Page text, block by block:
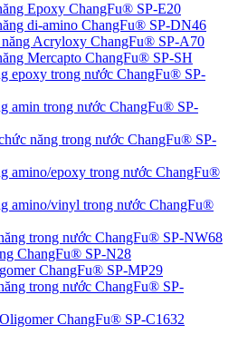
Epoxy ChangFu® SP-E20
di-amino ChangFu® SP-DN46
Acryloxy ChangFu® SP-A70
Mercapto ChangFu® SP-SH
epoxy trong nước ChangFu® SP-
amin trong nước ChangFu® SP-
năng trong nước ChangFu® SP-
amino/epoxy trong nước ChangFu®
amino/vinyl trong nước ChangFu®
trong nước ChangFu® SP-NW68
ChangFu® SP-N28
ChangFu® SP-MP29
trong nước ChangFu® SP-
ChangFu® SP-C1632